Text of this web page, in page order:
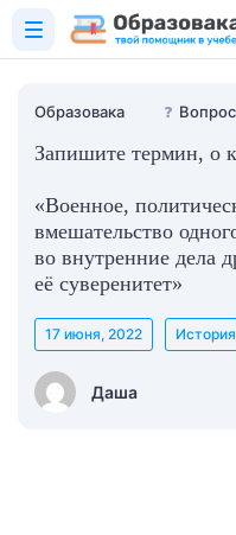
Образовака ❓
Запишите термин, о
«Военное,
вмешательство
во внутренние дела
её суверенитет»
Даша
17 июня, 2022 История